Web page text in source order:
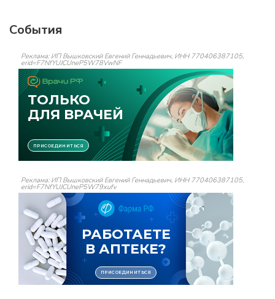
События
Реклама: ИП Вышковский Евгений Геннадьевич, ИНН 770406387105,
erid=F7NfYUJCUneP5W78VwNF
Реклама: ИП Вышковский Евгений Геннадьевич, ИНН 770406387105,
erid=F7NfYUJCUneP5W79xufv